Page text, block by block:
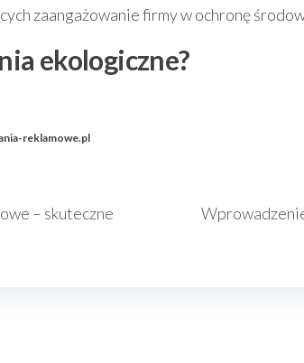
zaangażowanie firmy w ochronę
ekologiczne?
reklamowe.pl
– skuteczne